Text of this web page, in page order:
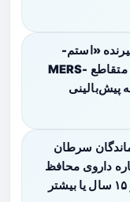
«استم-
هلکس» برای خنثی‌سازی متقاطع MERS-
سرطان
داروی محافظ